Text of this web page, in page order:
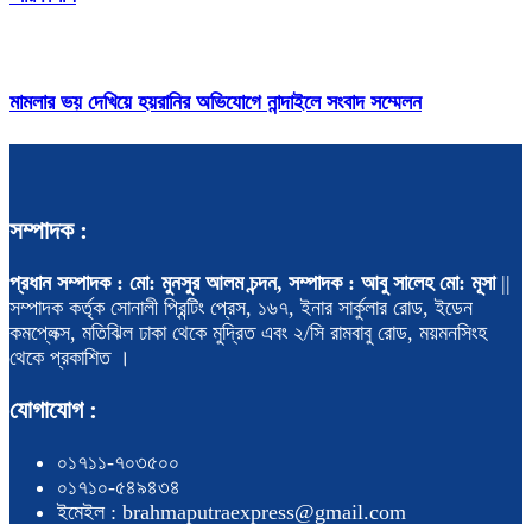
মামলার ভয় দেখিয়ে হয়রানির অভিযোগে নান্দাইলে সংবাদ সম্মেলন
সম্পাদক :
প্রধান সম্পাদক : মো: মুনসুর আলম চন্দন, সম্পাদক : আবু সালেহ মো: মূসা||
সম্পাদক কর্তৃক সোনালী প্রিন্টিং প্রেস, ১৬৭, ইনার সার্কুলার রোড, ইডেন
কমপ্লেক্স, মতিঝিল ঢাকা থেকে মুদ্রিত এবং ২/সি রামবাবু রোড, ময়মনসিংহ
থেকে প্রকাশিত ।
যোগাযোগ :
০১৭১১-৭০৩৫০০
০১৭১০-৫৪৯৪৩৪
ইমেইল : brahmaputraexpress@gmail.com